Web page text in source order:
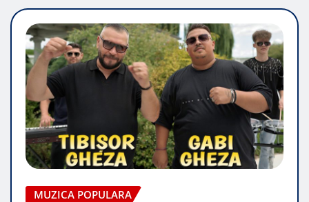
MUZICA POPULARA